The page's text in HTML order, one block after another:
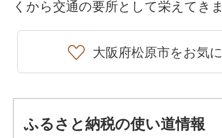
くから交通の要所として栄えてき
大阪府松原市をお気
ふるさと納税の使い道情報